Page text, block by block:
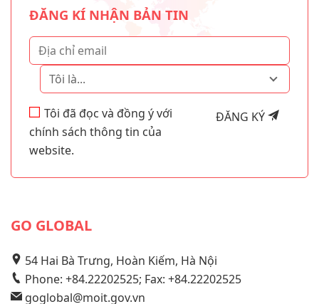
ĐĂNG KÍ NHẬN BẢN TIN
Tôi là...
ĐĂNG KÝ
Tôi đã đọc và đồng ý với
chính sách thông tin của
website.
GO GLOBAL
54 Hai Bà Trưng, Hoàn Kiếm, Hà Nội
Phone: +84.22202525; Fax: +84.22202525
goglobal@moit.gov.vn